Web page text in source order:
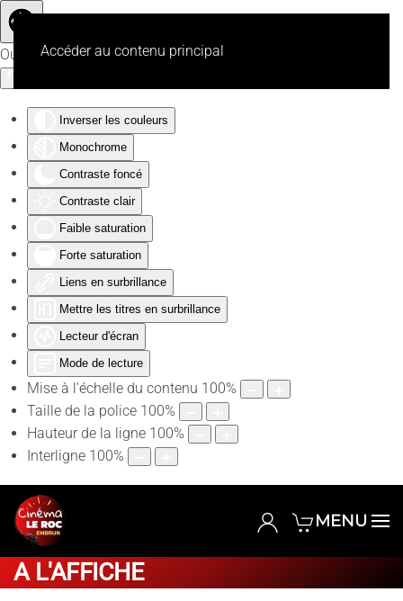
Outils d'accessibilité
Inverser les couleurs
Monochrome
Contraste foncé
Contraste clair
Faible saturation
Forte saturation
Liens en surbrillance
Mettre les titres en surbrillance
Lecteur d'écran
Mode de lecture
Mise à l'échelle du contenu 100%
Taille de la police 100%
Hauteur de la ligne 100%
Interligne 100%
Accéder au contenu principal
MENU
A L'AFFICHE